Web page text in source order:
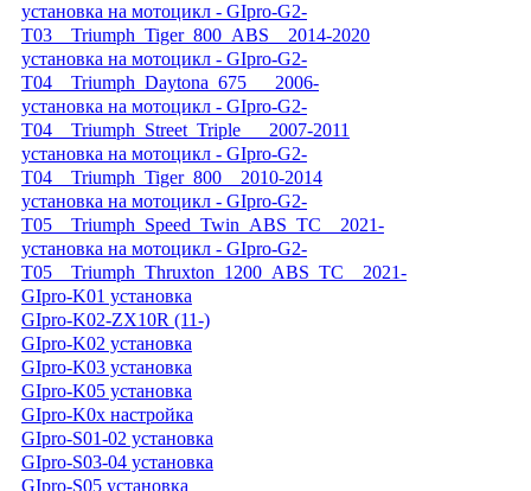
установка на мотоцикл - GIpro-G2-
T03__Triumph_Tiger_800_ABS__2014-2020
установка на мотоцикл - GIpro-G2-
T04__Triumph_Daytona_675___2006-
установка на мотоцикл - GIpro-G2-
T04__Triumph_Street_Triple___2007-2011
установка на мотоцикл - GIpro-G2-
T04__Triumph_Tiger_800__2010-2014
установка на мотоцикл - GIpro-G2-
T05__Triumph_Speed_Twin_ABS_TC__2021-
установка на мотоцикл - GIpro-G2-
T05__Triumph_Thruxton_1200_ABS_TC__2021-
GIpro-K01 установка
GIpro-K02-ZX10R (11-)
GIpro-K02 установка
GIpro-K03 установка
GIpro-K05 установка
GIpro-K0x настройка
GIpro-S01-02 установка
GIpro-S03-04 установка
GIpro-S05 установка